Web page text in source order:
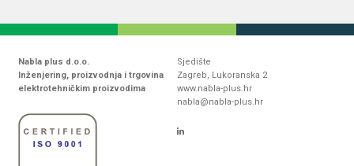
Nabla plus d.o.o.
Inženjering, proizvodnja i trgovina
elektrotehničkim proizvodima
Sjedište
Zagreb, Lukoranska 2
www.nabla-plus.hr
nabla@nabla-plus.hr